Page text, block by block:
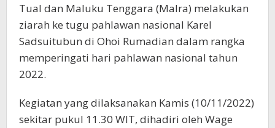
Tual dan Maluku Tenggara (Malra) melakukan
ziarah ke tugu pahlawan nasional Karel
Sadsuitubun di Ohoi Rumadian dalam rangka
memperingati hari pahlawan nasional tahun
2022.
Kegiatan yang dilaksanakan Kamis (10/11/2022)
sekitar pukul 11.30 WIT, dihadiri oleh Wage